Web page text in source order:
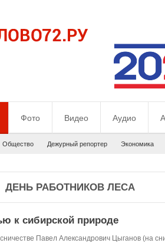
Фото Видео Аудио
Общество Дежурный репортер Экономика
ДЕНЬ РАБОТНИКОВ ЛЕСА
к сибирской природе
Павел Александрович Цыганов (на